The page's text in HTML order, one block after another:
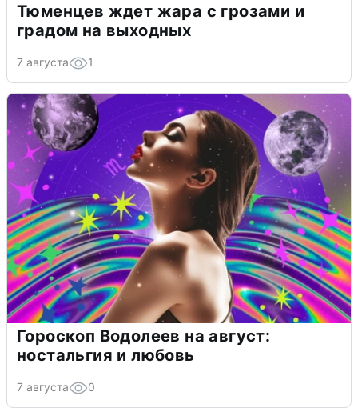
Тюменцев ждет жара с грозами и
градом на выходных
7 августа 1
Гороскоп Водолеев на август:
ностальгия и любовь
7 августа 0